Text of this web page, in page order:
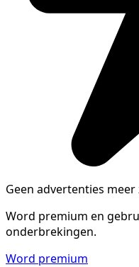
Geen advertenties meer
Word premium en
onderbrekingen.
Word premium